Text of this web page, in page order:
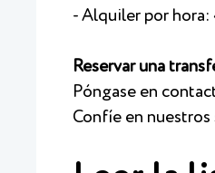
- Alquiler por hora:
Reservar una
Póngase en
Confíe en